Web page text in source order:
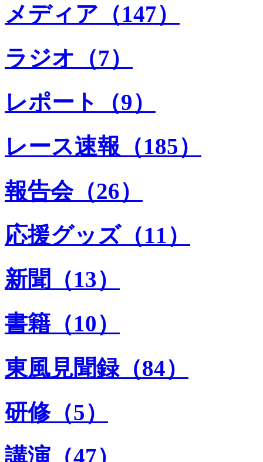
メディア（147）
ラジオ（7）
レポート（9）
レース速報（185）
報告会（26）
応援グッズ（11）
新聞（13）
書籍（10）
東風見聞録（84）
研修（5）
講演（47）